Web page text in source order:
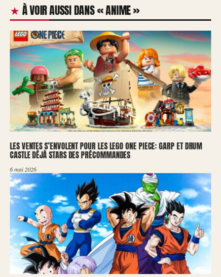
À VOIR AUSSI DANS « ANIME »
LES VENTES S’ENVOLENT POUR LES LEGO ONE PIECE: GARP ET DRUM
CASTLE DÉJÀ STARS DES PRÉCOMMANDES
6 mai 2026